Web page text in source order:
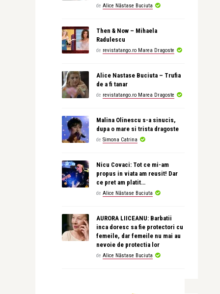
de Alice Năstase Buciuta
Then & Now – Mihaela
Radulescu
de revistatango.ro Marea Dragoste
Alice Nastase Buciuta – Trufia
de a fi tanar
de revistatango.ro Marea Dragoste
Malina Olinescu s-a sinucis,
dupa o mare si trista dragoste
de Simona Catrina
Nicu Covaci: Tot ce mi-am
propus in viata am reusit! Dar
ce pret am platit…
de Alice Năstase Buciuta
AURORA LIICEANU: Barbatii
inca doresc sa fie protectori cu
femeile, dar femeile nu mai au
nevoie de protectia lor
de Alice Năstase Buciuta